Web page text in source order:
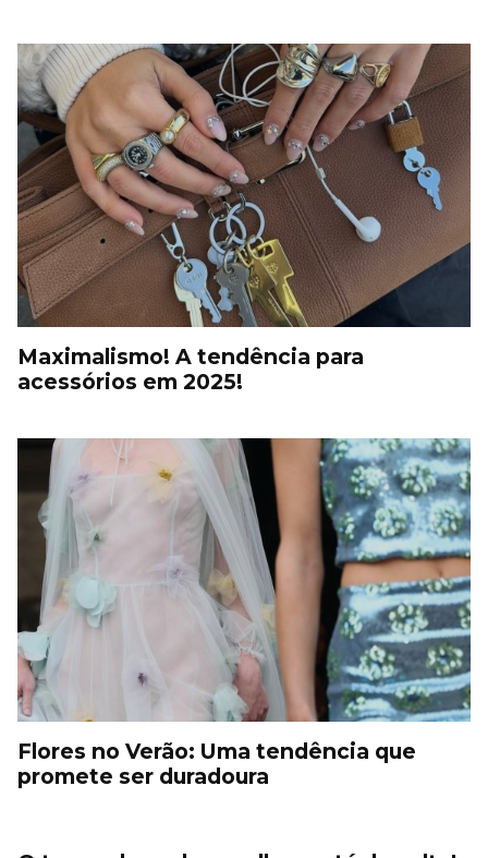
Maximalismo! A tendência para
acessórios em 2025!
Flores no Verão: Uma tendência que
promete ser duradoura